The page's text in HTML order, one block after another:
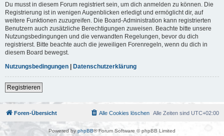
Du musst in diesem Forum registriert sein, um dich anmelden zu können. Die
Registrierung ist in wenigen Augenblicken erledigt und ermöglicht dir, auf
weitere Funktionen zuzugreifen. Die Board-Administration kann registrierten
Benutzern auch zusätzliche Berechtigungen zuweisen. Beachte bitte unsere
Nutzungsbedingungen und die verwandten Regelungen, bevor du dich
registrierst. Bitte beachte auch die jeweiligen Forenregeln, wenn du dich in
diesem Board bewegst.
Nutzungsbedingungen | Datenschutzerklärung
Registrieren
Foren-Übersicht Alle Zeiten sind UTC+02:00
Alle Cookies löschen
Powered byphpBB® Forum Software © phpBB Limited